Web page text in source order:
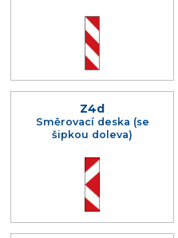
Z4d
Směrovací deska (se
šipkou doleva)